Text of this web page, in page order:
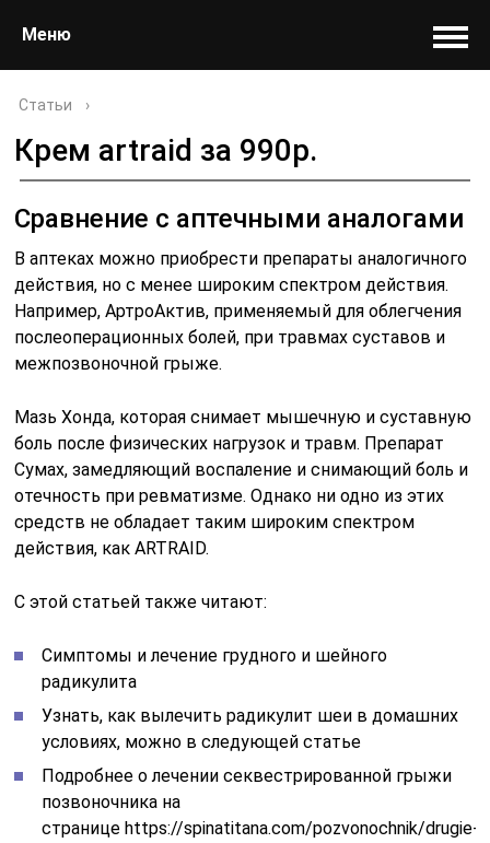
Меню
Статьи ›
Крем artraid за 990р.
Сравнение с аптечными аналогами
В аптеках можно приобрести препараты аналогичного
действия, но с менее широким спектром действия.
Например, АртроАктив, применяемый для облегчения
послеоперационных болей, при травмах суставов и
межпозвоночной грыже.
Мазь Хонда, которая снимает мышечную и суставную
боль после физических нагрузок и травм. Препарат
Сумах, замедляющий воспаление и снимающий боль и
отечность при ревматизме. Однако ни одно из этих
средств не обладает таким широким спектром
действия, как ARTRAID.
С этой статьей также читают:
Симптомы и лечение грудного и шейного
радикулита
Узнать, как вылечить радикулит шеи в домашних
условиях, можно в следующей статье
Подробнее о лечении секвестрированной грыжи
позвоночника на
странице https://spinatitana.com/pozvonochnik/drugie-